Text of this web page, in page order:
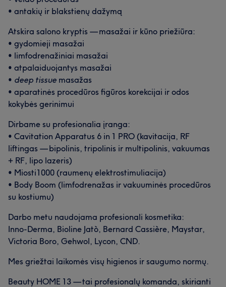
Mūsų klientų nuomonė apie darbuotoją: Katerina
Išmanantis darbą 16 Profesionalus 16 Malonus 7
Aukštos kvalifikacijos
Mūsų klientų nuomonė apie darbuotoją: Valentyna
Aukštos kvalifikacijos 74 Profesionalus 73
Išmanantis darbą 42 Rūpestingas 18
• antakių ir blakstienų dažymą
Atskira salono kryptis — masažai ir kūno priežiūra:
• gydomieji masažai
• limfodrenažiniai masažai
• atpalaiduojantys masažai
• deep tissue masažas
• aparatinės procedūros figūros korekcijai ir odos
kokybės gerinimui
Dirbame su profesionalia įranga:
• Cavitation Apparatus 6 in 1 PRO (kavitacija, RF
liftingas — bipolinis, tripolinis ir multipolinis, vakuumas
+ RF, lipo lazeris)
• Miosti1000 (raumenų elektrostimuliacija)
• Body Boom (limfodrenažas ir vakuuminės procedūros
su kostiumu)
Darbo metu naudojama profesionali kosmetika:
Inno-Derma, Bioline Jatò, Bernard Cassière, Maystar,
Victoria Boro, Gehwol, Lycon, CND.
Mes griežtai laikomės visų higienos ir saugumo normų.
Beauty HOME 13 — tai profesionalų komanda, skirianti